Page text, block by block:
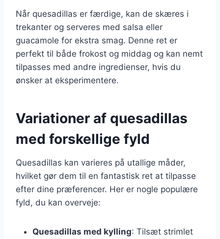
Når quesadillas er færdige, kan de skæres i
trekanter og serveres med salsa eller
guacamole for ekstra smag. Denne ret er
perfekt til både frokost og middag og kan nemt
tilpasses med andre ingredienser, hvis du
ønsker at eksperimentere.
Variationer af quesadillas
med forskellige fyld
Quesadillas kan varieres på utallige måder,
hvilket gør dem til en fantastisk ret at tilpasse
efter dine præferencer. Her er nogle populære
fyld, du kan overveje:
Quesadillas med kylling: Tilsæt strimlet